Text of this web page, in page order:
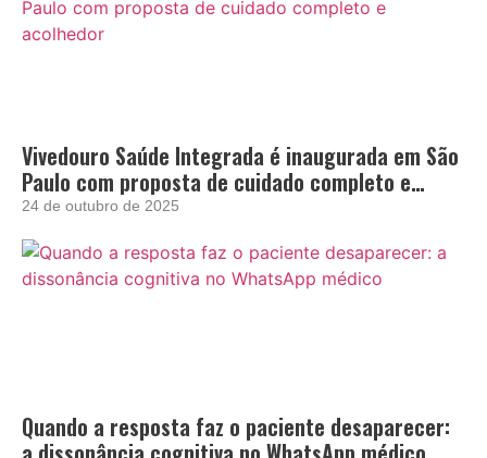
Vivedouro Saúde Integrada é inaugurada em São
Paulo com proposta de cuidado completo e
acolhedor
24 de outubro de 2025
Quando a resposta faz o paciente desaparecer: